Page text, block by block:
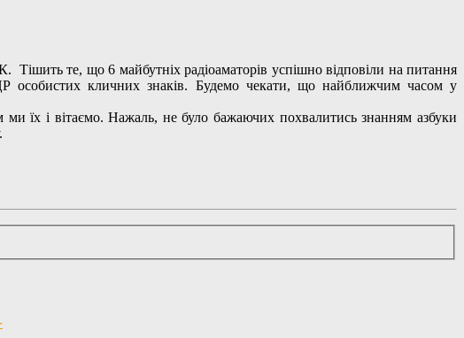
Тішить те, що 6 майбутніх радіоаматорів успішновідповіли на питання
особистих кличних знаків. Будемо чекати, що найближчим часом у
їх і вітаємо. Нажаль, не було бажаючих похвалитись знанням азбуки